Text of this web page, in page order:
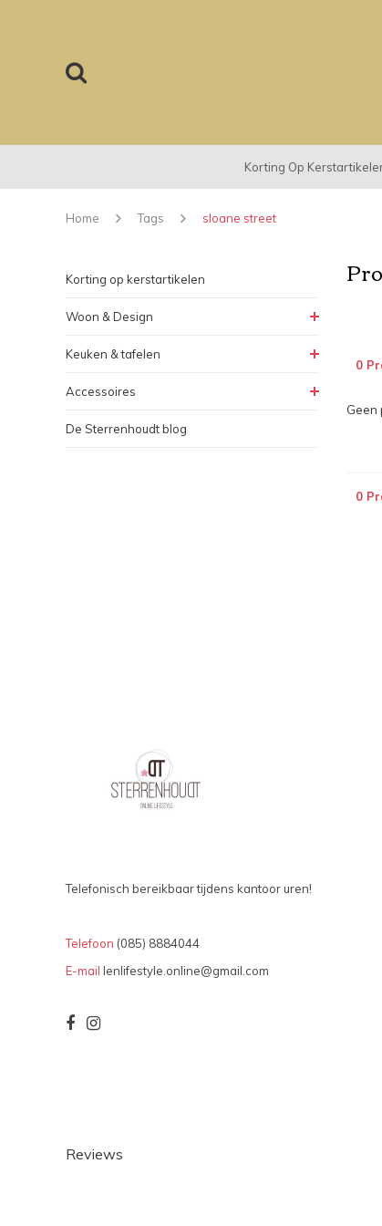
Korting Op
Home Tags sloane street
Korting op kerstartikelen
Woon & Design
Keuken & tafelen
Accessoires
De Sterrenhoudt blog
0
Geen
0
Telefonisch bereikbaar tijdens kantoor uren!
Telefoon (085) 8884044
E-mail lenlifestyle.online@gmail.com
Reviews